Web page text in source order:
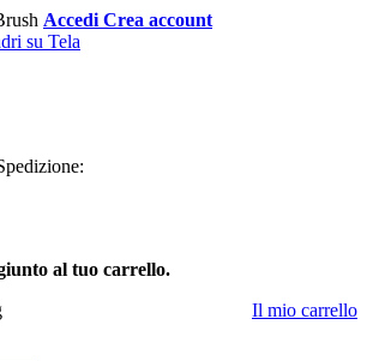
Accedi Crea account
al tuo carrello.
Il mio carrello